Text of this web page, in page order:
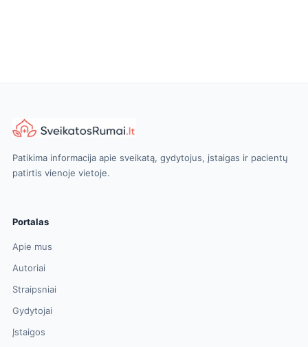
Patikima informacija apie sveikatą, gydytojus, įstaigas ir pacientų
patirtis vienoje vietoje.
Portalas
Apie mus
Autoriai
Straipsniai
Gydytojai
Įstaigos